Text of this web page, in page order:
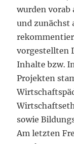
wurden vorab
und zunächst
vorgestellten
Inhalte bzw.
Projekten
sowie
Am letzten